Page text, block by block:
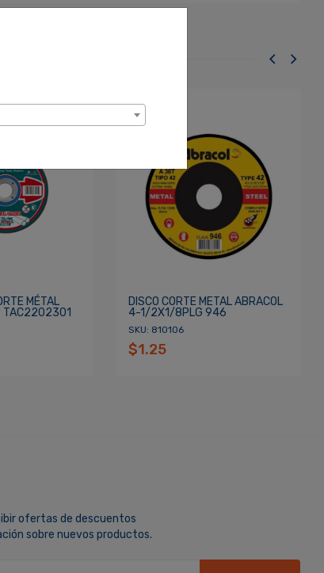
MÉTAL
TAC2202301
DISCO CORTE METAL ABRACOL
4-1/2X1/8PLG 946
SKU: 810106
$1.25
ofertas de descuentos
sobre nuevos productos.